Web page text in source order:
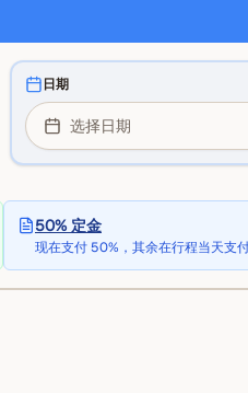
日期
选择日期
50% 定金
现在支付 50%，其余在行程当天支